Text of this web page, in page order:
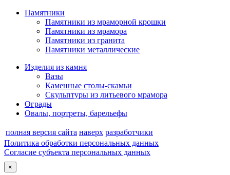
Памятники
Памятники из мраморной крошки
Памятники из мрамора
Памятники из гранита
Памятники металлические
Изделия из камня
Вазы
Каменные столы-скамьи
Скульптуры из литьевого мрамора
Ограды
Овалы, портреты, барельефы
полная версия сайта наверх разработчики
Политика обработки персональных данных
Согласие субъекта персональных данных
×